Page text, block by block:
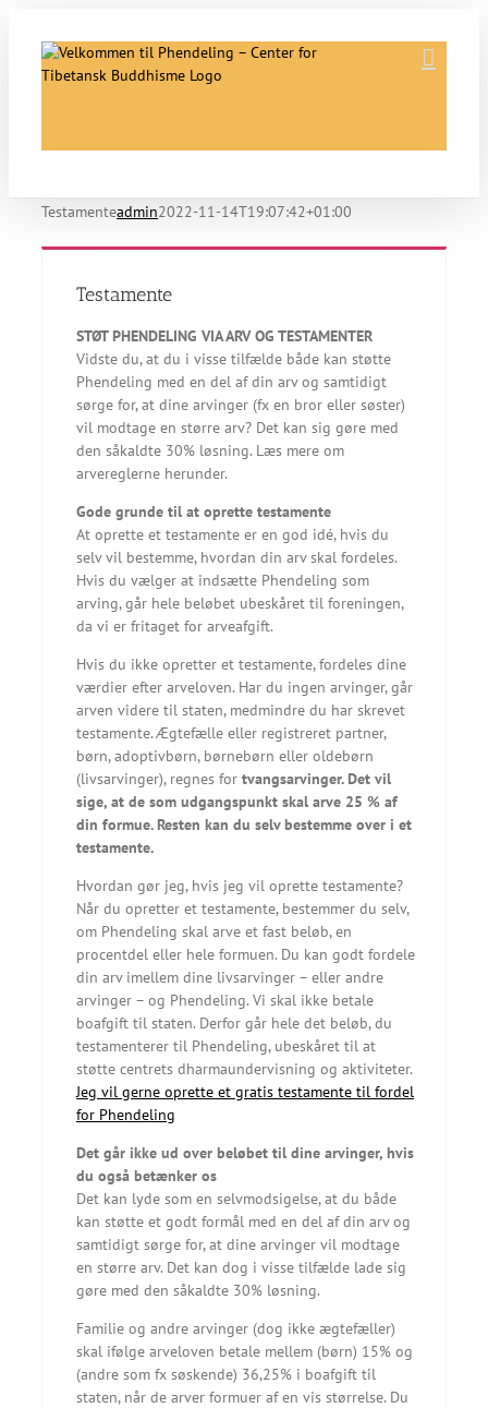
content
Testamenteadmin2022-11-14T19:07:42+01:00
Testamente
STØT PHENDELING VIA ARV OG TESTAMENTER
Vidste du, at du i visse tilfælde både kan støtte
Phendeling med en del af din arv og samtidigt
sørge for, at dine arvinger (fx en bror eller søster)
vil modtage en større arv? Det kan sig gøre med
den såkaldte 30% løsning. Læs mere om
arvereglerne herunder.
Gode grunde til at oprette testamente
At oprette et testamente er en god idé, hvis du
selv vil bestemme, hvordan din arv skal fordeles.
Hvis du vælger at indsætte Phendeling som
arving, går hele beløbet ubeskåret til foreningen,
da vi er fritaget for arveafgift.
Hvis du ikke opretter et testamente, fordeles dine
værdier efter arveloven. Har du ingen arvinger, går
arven videre til staten, medmindre du har skrevet
testamente. Ægtefælle eller registreret partner,
børn, adoptivbørn, børnebørn eller oldebørn
(livsarvinger), regnes for tvangsarvinger. Det vil
sige, at de som udgangspunkt skal arve 25 % af
din formue. Resten kan du selv bestemme over i et
testamente.
Hvordan gør jeg, hvis jeg vil oprette testamente?
Når du opretter et testamente, bestemmer du selv,
om Phendeling skal arve et fast beløb, en
procentdel eller hele formuen. Du kan godt fordele
din arv imellem dine livsarvinger – eller andre
arvinger – og Phendeling. Vi skal ikke betale
boafgift til staten. Derfor går hele det beløb, du
testamenterer til Phendeling, ubeskåret til at
støtte centrets dharmaundervisning og aktiviteter.
Jeg vil gerne oprette et gratis testamente til fordel
for Phendeling
Det går ikke ud over beløbet til dine arvinger, hvis
du også betænker os
Det kan lyde som en selvmodsigelse, at du både
kan støtte et godt formål med en del af din arv og
samtidigt sørge for, at dine arvinger vil modtage
en større arv. Det kan dog i visse tilfælde lade sig
gøre med den såkaldte 30% løsning.
Familie og andre arvinger (dog ikke ægtefæller)
skal ifølge arveloven betale mellem (børn) 15% og
(andre som fx søskende) 36,25% i boafgift til
staten, når de arver formuer af en vis størrelse. Du